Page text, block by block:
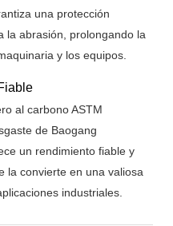
una protección
la abrasión, prolongando la
y los equipos.
al carbono ASTM
de Baogang
un rendimiento fiable y
la convierte en una valiosa
industriales.